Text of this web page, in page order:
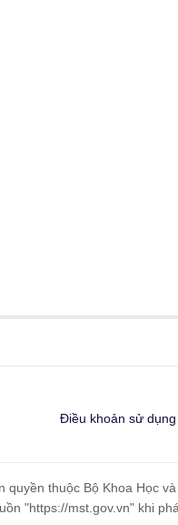
Điều khoản sử dụng
quyền thuộc Bộ Khoa Học
"https://mst.gov.vn" khi